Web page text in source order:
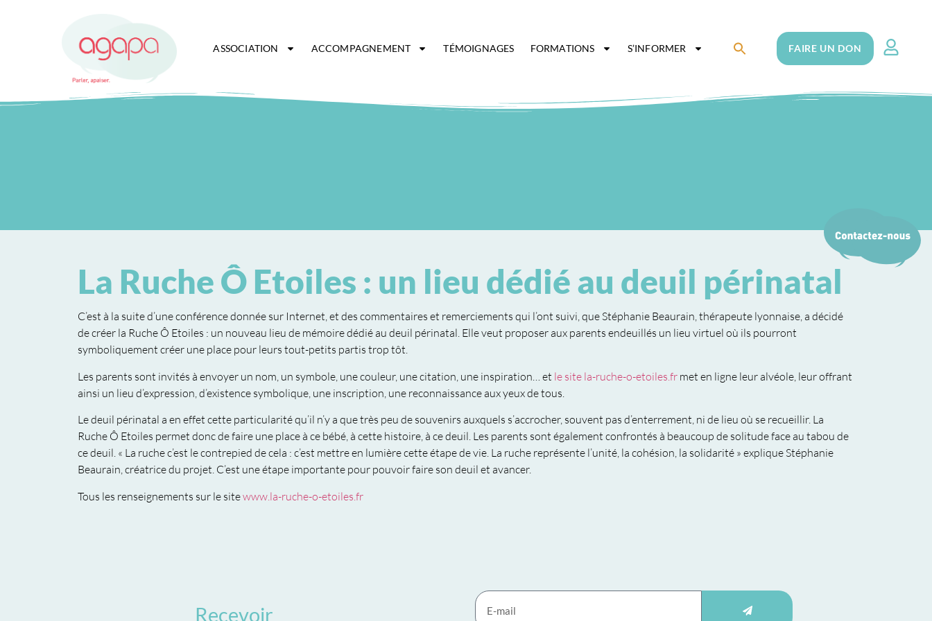
ASSOCIATION ACCOMPAGNEMENT TÉMOIGNAGES FORMATIONS S’INFORMER
Search
Search Button
FAIRE UN DON
La Ruche Ô Etoiles : un lieu dédié au deuil périnatal
C’est à la suite d’une conférence donnée sur Internet, et des commentaires et remerciements qui l’ont suivi, que Stéphanie Beaurain, thérapeute lyonnaise, a décidé
de créer la Ruche Ô Etoiles : un nouveau lieu de mémoire dédié au deuil périnatal. Elle veut proposer aux parents endeuillés un lieu virtuel où ils pourront
symboliquement créer une place pour leurs tout-petits partis trop tôt.
Les parents sont invités à envoyer un nom, un symbole, une couleur, une citation, une inspiration… et le site la-ruche-o-etoiles.fr met en ligne leur alvéole, leur offrant
ainsi un lieu d’expression, d’existence symbolique, une inscription, une reconnaissance aux yeux de tous.
Le deuil périnatal a en effet cette particularité qu’il n’y a que très peu de souvenirs auxquels s’accrocher, souvent pas d’enterrement, ni de lieu où se recueillir. La
Ruche Ô Etoiles permet donc de faire une place à ce bébé, à cette histoire, à ce deuil. Les parents sont également confrontés à beaucoup de solitude face au tabou de
ce deuil. « La ruche c’est le contrepied de cela : c’est mettre en lumière cette étape de vie. La ruche représente l’unité, la cohésion, la solidarité » explique Stéphanie
Beaurain, créatrice du projet. C’est une étape importante pour pouvoir faire son deuil et avancer.
Tous les renseignements sur le sitewww.la-ruche-o-etoiles.fr
Recevoir